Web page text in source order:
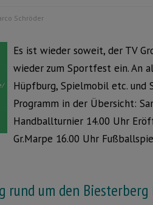
Schröder
Es ist wieder soweit, der TV
wieder zum Sportfest ein. An
Hüpfburg, Spielmobil etc. und
Programm in der Übersicht:
Handballturnier 14.00 Uhr
Gr.Marpe 16.00 Uhr
rund um den